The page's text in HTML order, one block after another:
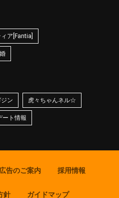
ア[Fantia]
ン 虎々ちゃんネル☆
ート情報
広告のご案内 採用情報
針 ガイドマップ